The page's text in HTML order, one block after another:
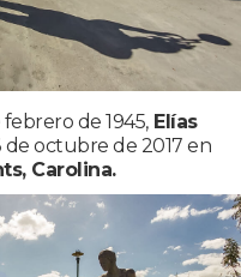
de 1945,Elías
octubre de 2017 en
Carolina.